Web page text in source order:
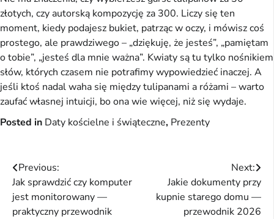
złotych, czy autorską kompozycję za 300. Liczy się ten
moment, kiedy podajesz bukiet, patrząc w oczy, i mówisz coś
prostego, ale prawdziwego – „dziękuję, że jesteś”, „pamiętam
o tobie”, „jesteś dla mnie ważna”. Kwiaty są tu tylko nośnikiem
słów, których czasem nie potrafimy wypowiedzieć inaczej. A
jeśli ktoś nadal waha się między tulipanami a różami – warto
zaufać własnej intuicji, bo ona wie więcej, niż się wydaje.
Posted in Daty kościelne i świąteczne, Prezenty
Nawigacja
wpisu
Previous:
Jak sprawdzić czy komputer
jest monitorowany —
praktyczny przewodnik
Next:
Jakie dokumenty przy
kupnie starego domu —
przewodnik 2026